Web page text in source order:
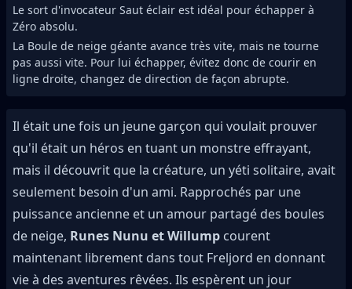
Le sort d'invocateur Saut éclair est idéal pour échapper à
Zéro absolu.
La Boule de neige géante avance très vite, mais ne tourne
pas aussi vite. Pour lui échapper, évitez donc de courir en
ligne droite, changez de direction de façon abrupte.
Il était une fois un jeune garçon qui voulait prouver
qu'il était un héros en tuant un monstre effrayant,
mais il découvrit que la créature, un yéti solitaire, avait
seulement besoin d'un ami. Rapprochés par une
puissance ancienne et un amour partagé des boules
de neige, Runes Nunu et Willump courent
maintenant librement dans tout Freljord en donnant
vie à des aventures rêvées. Ils espèrent un jour